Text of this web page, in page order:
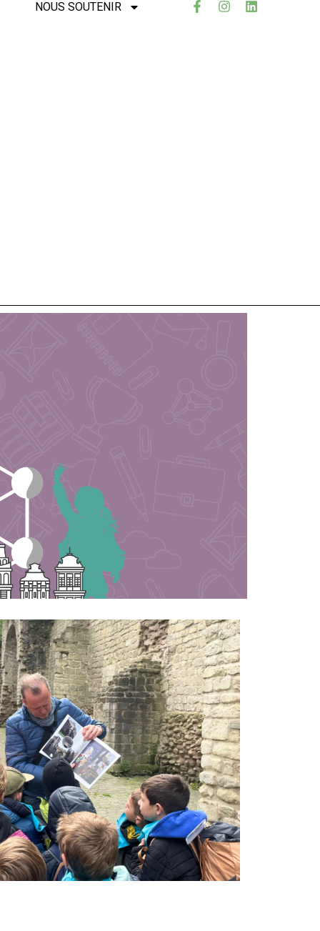
NOUS SOUTENIR